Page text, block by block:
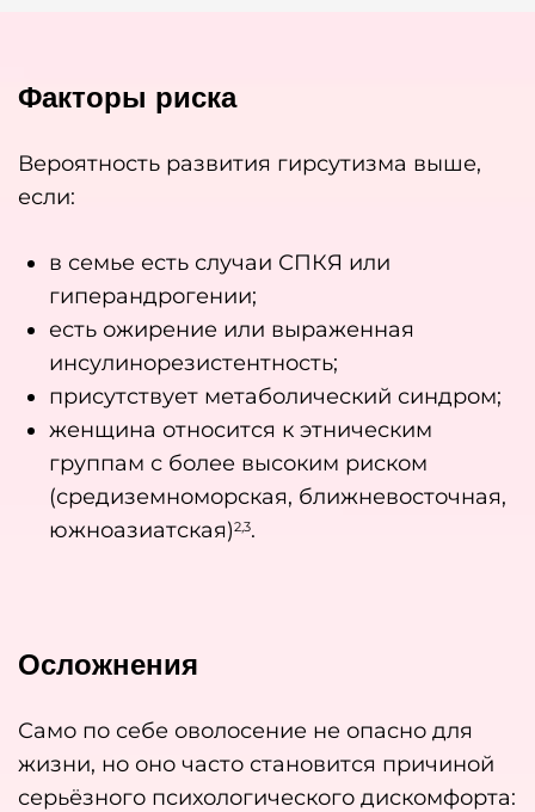
Факторы риска
Вероятность развития гирсутизма выше,
если:
в семье есть случаи СПКЯ или
гиперандрогении;
есть ожирение или выраженная
инсулинорезистентность;
присутствует метаболический синдром;
женщина относится к этническим
группам с более высоким риском
(средиземноморская, ближневосточная,
южноазиатская)2,3.
Осложнения
Само по себе оволосение не опасно для
жизни, но оно часто становится причиной
серьёзного психологического дискомфорта: